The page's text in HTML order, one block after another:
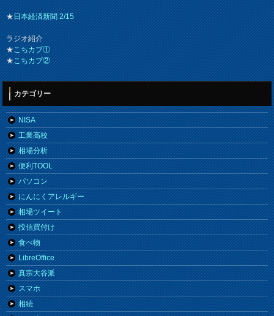
★日本経済新聞 2/15
ラジオ紹介
★こちカブ①
★こちカブ②
カテゴリー
NISA
工業高校
相場分析
便利TOOL
パソコン
にんにくアレルギー
相場ツイート
投信買付け
食べ物
LibreOffice
真宗大谷派
スマホ
相続